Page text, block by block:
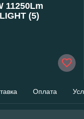
11250Lm
(5)
Оплата